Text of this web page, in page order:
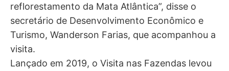
reflorestamento da Mata Atlântica”, disse o
secretário de Desenvolvimento Econômico e
Turismo, Wanderson Farias, que acompanhou a
visita.
Lançado em 2019, o Visita nas Fazendas levou